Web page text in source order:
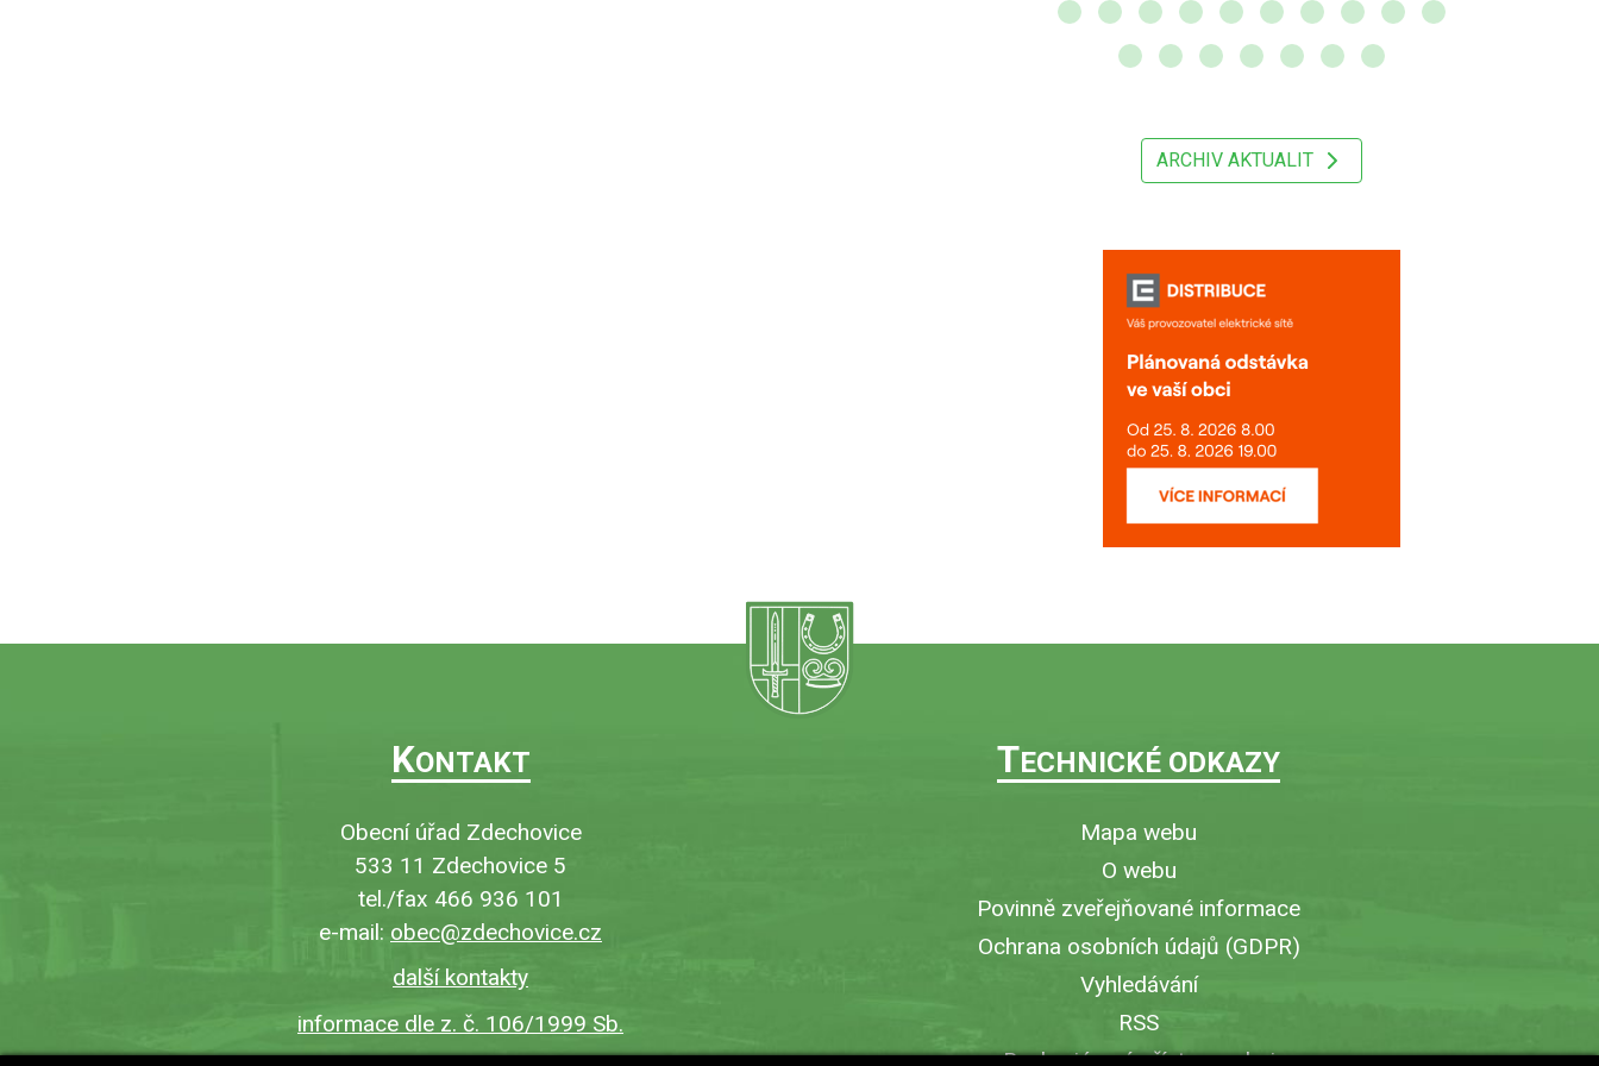
ARCHIV AKTUALIT
KONTAKT
Obecní úřad Zdechovice
533 11 Zdechovice 5
tel./fax 466 936 101
e-mail: obec@zdechovice.cz
další kontakty
informace dle z. č. 106/1999 Sb.
TECHNICKÉ ODKAZY
Mapa webu
O webu
Povinně zveřejňované informace
Ochrana osobních údajů (GDPR)
Vyhledávání
RSS
Bezbariérový přístup v obci